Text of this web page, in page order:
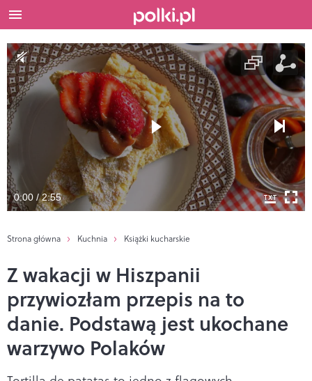
0:00 / 2:55
Strona główna Kuchnia Książki kucharskie
Z wakacji w Hiszpanii
przywiozłam przepis na to
danie. Podstawą jest ukochane
warzywo Polaków